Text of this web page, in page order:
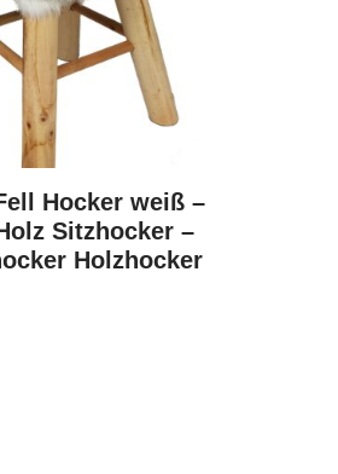
Hocker weiß –
Sitzhocker –
Holzhocker